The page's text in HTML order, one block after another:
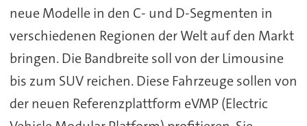
neue Modelle in den C- und D-Segmenten in
verschiedenen Regionen der Welt auf den Markt
bringen. Die Bandbreite soll von der Limousine
bis zum SUV reichen. Diese Fahrzeuge sollen von
der neuen Referenzplattform eVMP (Electric